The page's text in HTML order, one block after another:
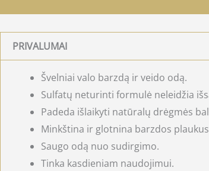
PRIVALUMAI
Švelniai valo barzdą ir veido odą.
Sulfatų neturinti formulė neleidžia
Padeda išlaikyti natūralų drėgmės
Minkština ir glotnina barzdos
Saugo odą nuo sudirgimo.
Tinka kasdieniam naudojimui.